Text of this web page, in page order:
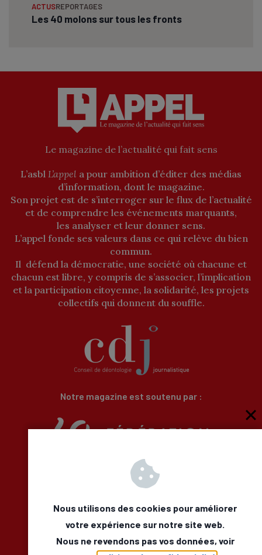
ACTUSREPORTAGES
Les 40 molons sur tous les fronts
Le magazine de l’actualité qui fait sens
L’asbl L’appel a pour ambition d’éditer des médias
d’information, dont le magazine.
Son projet est de s’interroger sur le flux de l’actualité
et de comprendre les événements marquants,
les analyser et leur donner sens.
L’appel fonde ses valeurs dans ce qui relève du bien
commun.
Il défend la démocratie, une société où chacune et
chacun est libre, y compris de s’associer, l’implication
et la participation citoyenne, la solidarité, les projets
collectifs qui donnent du souffle.
Notre magazine est soutenu par :
Qui sommes-nous
Newsletter
Besoin d’aide
Nous Contacter
Mentions légales
Déclaration d’accessibilité
Nous utilisons des cookies pour améliorer
votre expérience sur notre site web.
Nous ne revendons pas vos données, voir